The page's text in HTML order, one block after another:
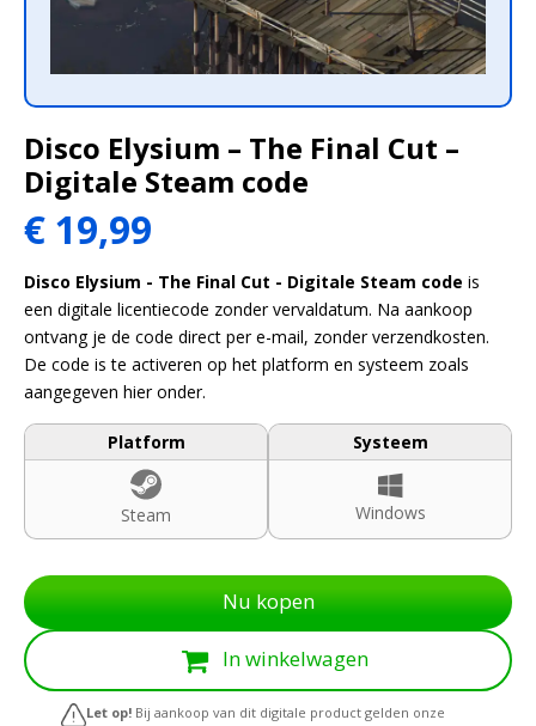
Disco Elysium – The Final Cut –
Digitale Steam code
€ 19,99
Disco Elysium - The Final Cut - Digitale Steam code is
een digitale licentiecode zonder vervaldatum. Na aankoop
ontvang je de code direct per e-mail, zonder verzendkosten.
De code is te activeren op het platform en systeem zoals
aangegeven hier onder.
Platform
Steam
Systeem
Windows
Nu kopen
In winkelwagen
Let op! Bij aankoop van dit digitale product gelden onze